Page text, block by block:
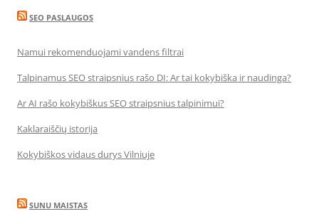
SEO PASLAUGOS
Namui rekomenduojami vandens filtrai
Talpinamus SEO straipsnius rašo DI: Ar tai kokybiška ir naudinga?
Ar AI rašo kokybiškus SEO straipsnius talpinimui?
Kaklaraiščių istorija
Kokybiškos vidaus durys Vilniuje
SUNU MAISTAS